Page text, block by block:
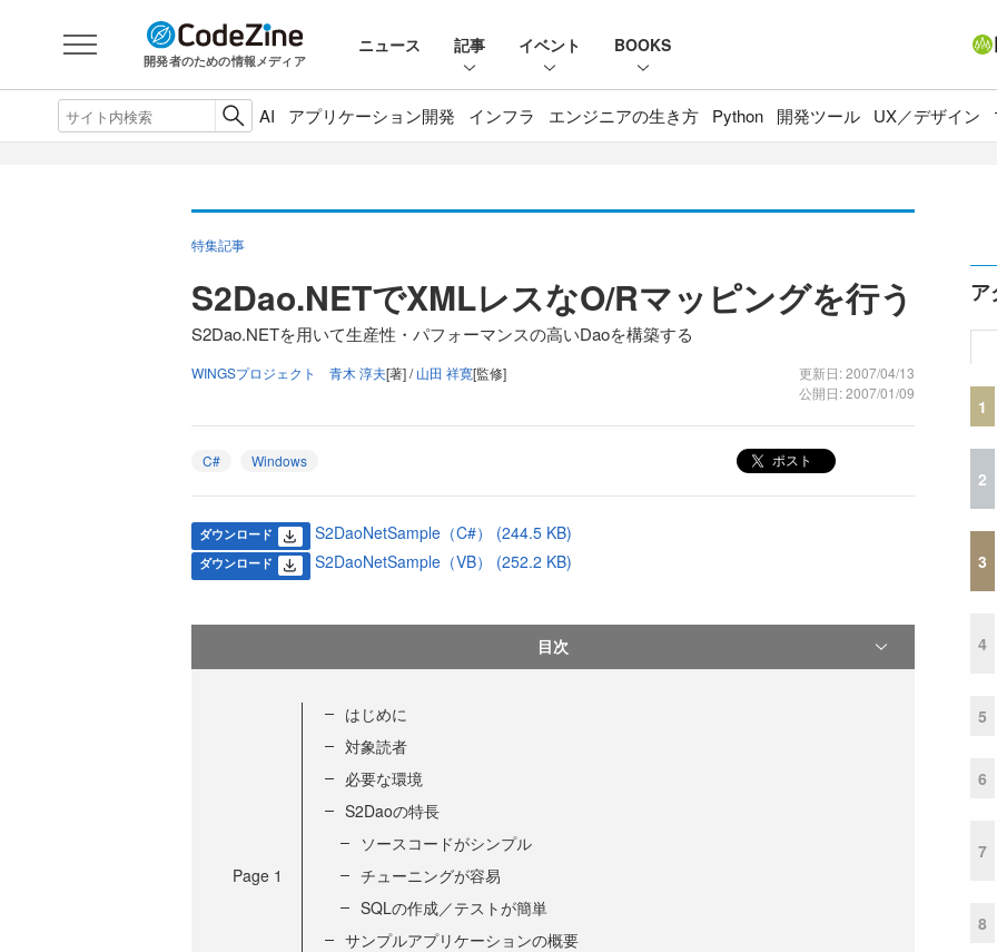
開発者のための情報メディア
ニュース 記事 イベント BOOKS
AI アプリケーション開発 インフラ エンジニアの生き方 Python 開発ツール UX／デザイン
特集記事
S2Dao.NETでXMLレスなO/Rマッピングを行う
S2Dao.NETを用いて生産性・パフォーマンスの高いDaoを構築する
WINGSプロジェクト 青木 淳夫[著] /山田 祥寛[監修]
更新日: 2007/04/13
公開日: 2007/01/09
C# Windows ポスト
ダウンロード S2DaoNetSample（C#） (244.5 KB)
ダウンロード S2DaoNetSample（VB） (252.2 KB)
目次
Page 1
はじめに
対象読者
必要な環境
S2Daoの特長
ソースコードがシンプル
チューニングが容易
SQLの作成／テストが簡単
サンプルアプリケーションの概要
ア
1
2
3
4
5
6
7
8